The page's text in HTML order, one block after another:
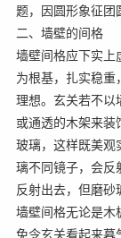
题，因圆形象征团
二、墙壁的间格
墙壁间格应下实上
为根基，扎实稳
理想。玄关若不以
或通透的木架来
玻璃，这样既美观
璃不同镜子，会反
反射出去，但磨
墙壁间格无论是木
免令玄关看起来暮